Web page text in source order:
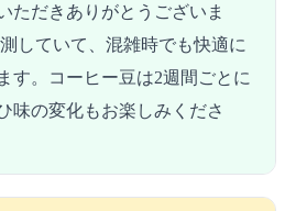
ただきありがとうございま
していて、混雑時でも快適に
す。コーヒー豆は2週間ごとに
味の変化もお楽しみくださ